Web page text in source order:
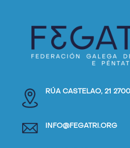
RÚA CASTELAO, 21
INFO@FEGATRI.ORG